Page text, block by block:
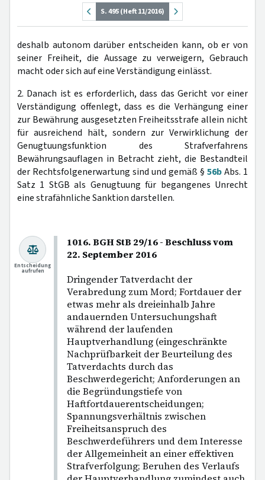
S. 495 (Heft 11/2016)
deshalb autonom darüber entscheiden kann, ob er von
seiner Freiheit, die Aussage zu verweigern, Gebrauch
macht oder sich auf eine Verständigung einlässt.
2. Danach ist es erforderlich, dass das Gericht vor einer
Verständigung offenlegt, dass es die Verhängung einer
zur Bewährung ausgesetzten Freiheitsstrafe allein nicht
für ausreichend hält, sondern zur Verwirklichung der
Genugtuungsfunktion des Strafverfahrens
Bewährungsauflagen in Betracht zieht, die Bestandteil
der Rechtsfolgenerwartung sind und gemäß § 56bAbs. 1
Satz 1 StGB als Genugtuung für begangenes Unrecht
eine strafähnliche Sanktion darstellen.
1016. BGH StB 29/16 - Beschluss vom
22. September 2016
Dringender Tatverdacht der
Verabredung zum Mord; Fortdauer der
etwas mehr als dreieinhalb Jahre
andauernden Untersuchungshaft
während der laufenden
Hauptverhandlung (eingeschränkte
Nachprüfbarkeit der Beurteilung des
Tatverdachts durch das
Beschwerdegericht; Anforderungen an
die Begründungstiefe von
Haftfortdauerentscheidungen;
Spannungsverhältnis zwischen
Freiheitsanspruch des
Beschwerdeführers und dem Interesse
der Allgemeinheit an einer effektiven
Strafverfolgung; Beruhen des Verlaufs
Entscheidung
aufrufen